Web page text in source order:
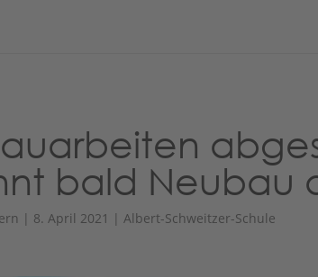
bald Neubau
| 8. April 2021 | Albert-Schweitzer-Schule